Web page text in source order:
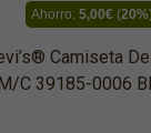
Ahorro: 5,00€(20%)
Camiseta
c 39185-0006